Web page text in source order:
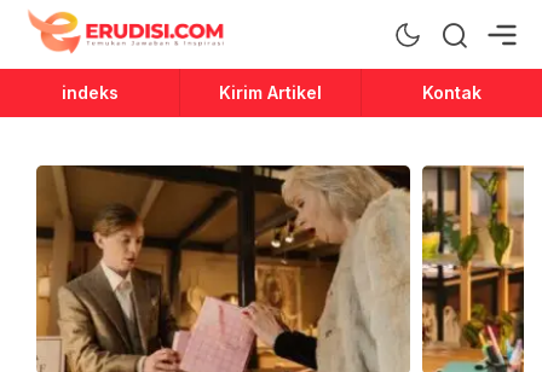
Erudisi
Temukan Jawaban dan Inspirasi
indeks Kirim Artikel Kontak